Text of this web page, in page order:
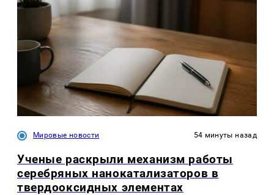
Мировые новости 54 минуты назад
Ученые раскрыли механизм работы
серебряных нанокатализаторов в
твердооксидных элементах